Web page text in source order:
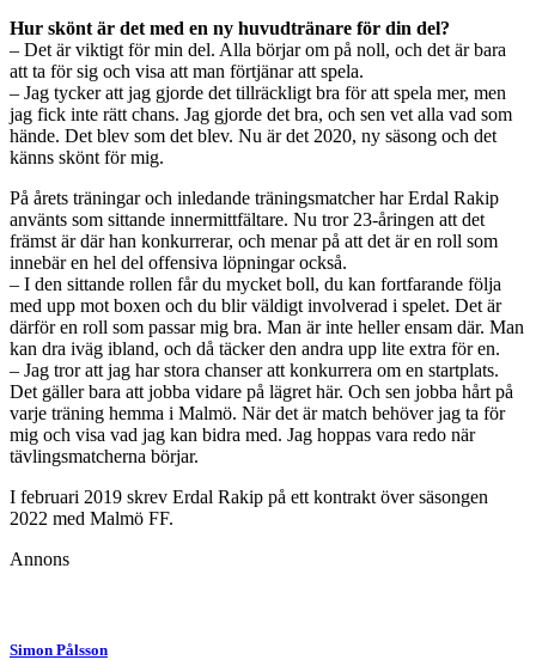
Hur skönt är det med en ny huvudtränare för din del?
– Det är viktigt för min del. Alla börjar om på noll, och det är bara
att ta för sig och visa att man förtjänar att spela.
– Jag tycker att jag gjorde det tillräckligt bra för att spela mer, men
jag fick inte rätt chans. Jag gjorde det bra, och sen vet alla vad som
hände. Det blev som det blev. Nu är det 2020, ny säsong och det
känns skönt för mig.
På årets träningar och inledande träningsmatcher har Erdal Rakip
använts som sittande innermittfältare. Nu tror 23-åringen att det
främst är där han konkurrerar, och menar på att det är en roll som
innebär en hel del offensiva löpningar också.
– I den sittande rollen får du mycket boll, du kan fortfarande följa
med upp mot boxen och du blir väldigt involverad i spelet. Det är
därför en roll som passar mig bra. Man är inte heller ensam där. Man
kan dra iväg ibland, och då täcker den andra upp lite extra för en.
– Jag tror att jag har stora chanser att konkurrera om en startplats.
Det gäller bara att jobba vidare på lägret här. Och sen jobba hårt på
varje träning hemma i Malmö. När det är match behöver jag ta för
mig och visa vad jag kan bidra med. Jag hoppas vara redo när
tävlingsmatcherna börjar.
I februari 2019 skrev Erdal Rakip på ett kontrakt över säsongen
2022 med Malmö FF.
Annons
Simon Pålsson